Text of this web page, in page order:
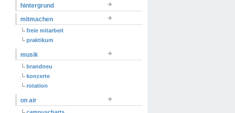
hintergrund
mitmachen
freie mitarbeit
praktikum
musik
brandneu
konzerte
rotation
on air
campuscharts